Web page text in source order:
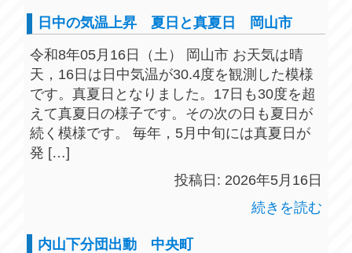
日中の気温上昇 夏日と真夏日 岡山市
令和8年05月16日（土） 岡山市 お天気は晴
天，16日は日中気温が30.4度を観測した模様
です。真夏日となりました。17日も30度を超
えて真夏日の様子です。その次の日も夏日が
続く模様です。 毎年，5月中旬には真夏日が
発 […]
投稿日: 2026年5月16日
続きを読む
内山下分団出動 中央町